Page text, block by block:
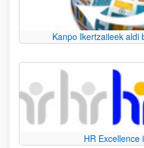
Kanpo Ikertzaileek aldi
HR Excellence